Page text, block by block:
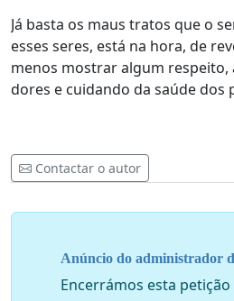
Já basta os maus tratos que o
esses seres, está na hora, de
menos mostrar algum respeito,
dores e cuidando da saúde dos
Contactar o autor
Anúncio do administrador
Encerrámos esta